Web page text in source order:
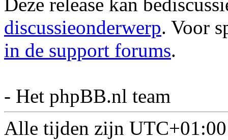
Deze release kan
discussieonderwerp. Voor
in de support forums.
- Het phpBB.nl team
Alle tijden zijn UTC+01:00